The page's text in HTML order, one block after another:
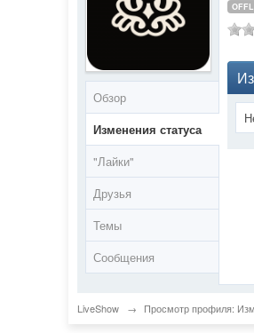
Обзор
Изменения статуса
"Лайки"
Друзья
Темы
Сообщения
LiveShow → Просмотр профиля: